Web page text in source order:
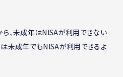
、未成年はNISAが利用できない
未成年でもNISAが利用できるよ